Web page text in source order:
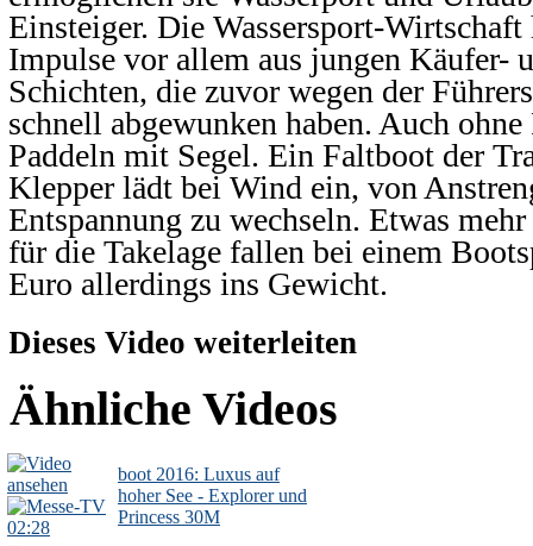
Einsteiger. Die Wassersport-
Impulse vor allem aus jungen Käufer-
Schichten, die zuvor wegen der
schnell abgewunken haben. Auch
Paddeln mit Segel. Ein Faltboot der
Klepper lädt bei Wind ein, von
Entspannung zu wechseln. Etwas
für die Takelage fallen bei einem
Euro allerdings ins Gewicht.
Dieses Video weiterleiten
Ähnliche Videos
02:28
boot 2016: Luxus auf
hoher See - Explorer und
Princess 30M